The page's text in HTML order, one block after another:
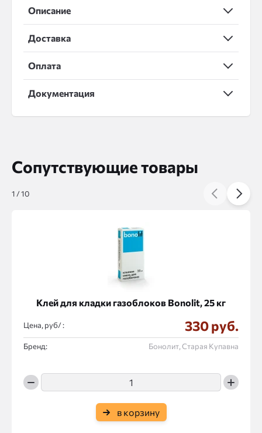
Описание
Доставка
Оплата
Документация
Сопутствующие товары
Клей для кладки газоблоков Bonolit, 25 кг
Цена, руб/ : 330 руб.
Бренд: Бонолит, Старая Купавна
в корзину
1 /10